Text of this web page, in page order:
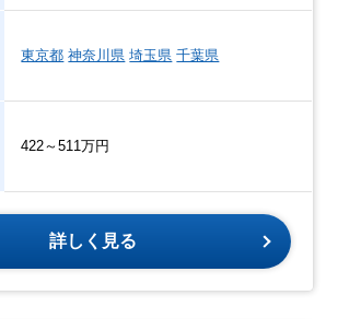
東京都 神奈川県 埼玉県 千葉県
422～511万円
詳しく見る